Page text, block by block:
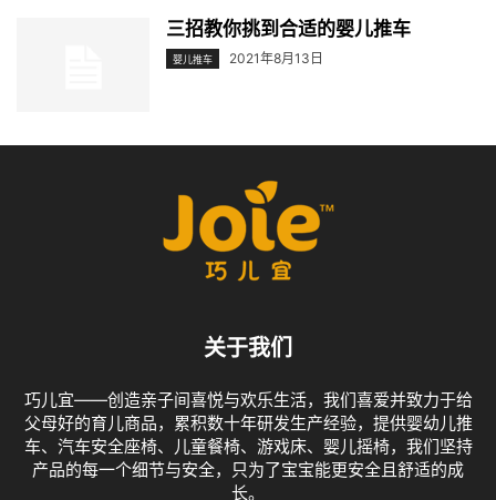
三招教你挑到合适的婴儿推车
婴儿推车 2021年8月13日
关于我们
巧儿宜——创造亲子间喜悦与欢乐生活，我们喜爱并致力于给
父母好的育儿商品，累积数十年研发生产经验，提供婴幼儿推
车、汽车安全座椅、儿童餐椅、游戏床、婴儿摇椅，我们坚持
产品的每一个细节与安全，只为了宝宝能更安全且舒适的成
长。